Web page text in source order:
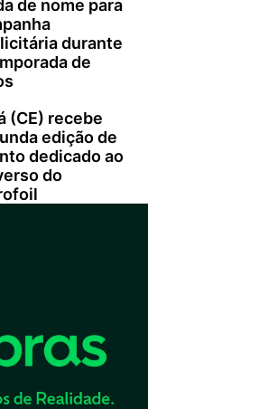
de nome para
durante
de
(CE) recebe
edição de
dedicado ao
do